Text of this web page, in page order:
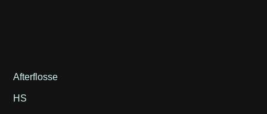
Afterflosse
HS